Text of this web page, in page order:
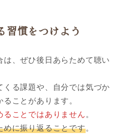
習慣をつけよう
、ぜひ後日あらためて聴い
る課題や、自分では気づか
ことがあります。
ることではありません。
めに振り返ることです。